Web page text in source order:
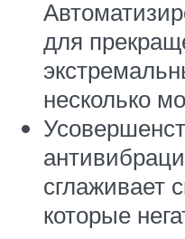
для
несколько
сглаживает
которые